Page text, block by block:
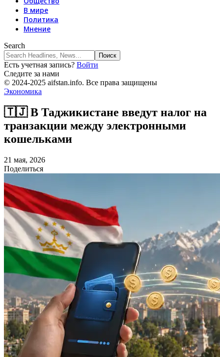
В мире
Политика
Мнение
Search
Есть учетная запись? Войти
Следите за нами
© 2024-2025 aifstan.info. Все права защищены
Экономика
🇹🇯 В Таджикистане введут налог на
транзакции между электронными
кошельками
21 мая, 2026
Поделиться